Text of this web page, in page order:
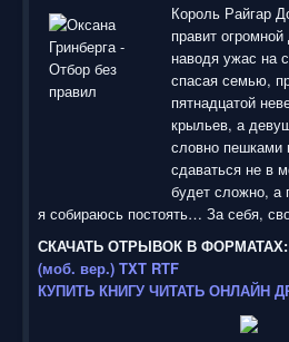
Король Райгар
правит
наводя ужас на
спасая семью,
пятнадцатой
крыльев, а
словно пешками
сдаваться не в
будет сложно, а
я собираюсь постоять… За себя,
СКАЧАТЬ ОТРЫВОК В ФОРМАТАХ:
(моб. вер.) TXT RTF
КУПИТЬ КНИГУ ЧИТАТЬ ОНЛАЙН